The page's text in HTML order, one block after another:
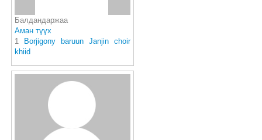
Балдандаржаа
Аман түүх
1 Borjigony baruun Janjin choir
khiid